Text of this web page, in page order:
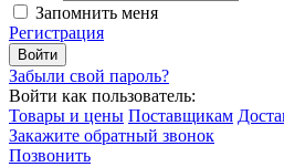
Запомнить меня
Регистрация
Забыли свой пароль?
Войти как пользователь:
Товары и цены Поставщикам
Закажите обратный звонок
Позвонить